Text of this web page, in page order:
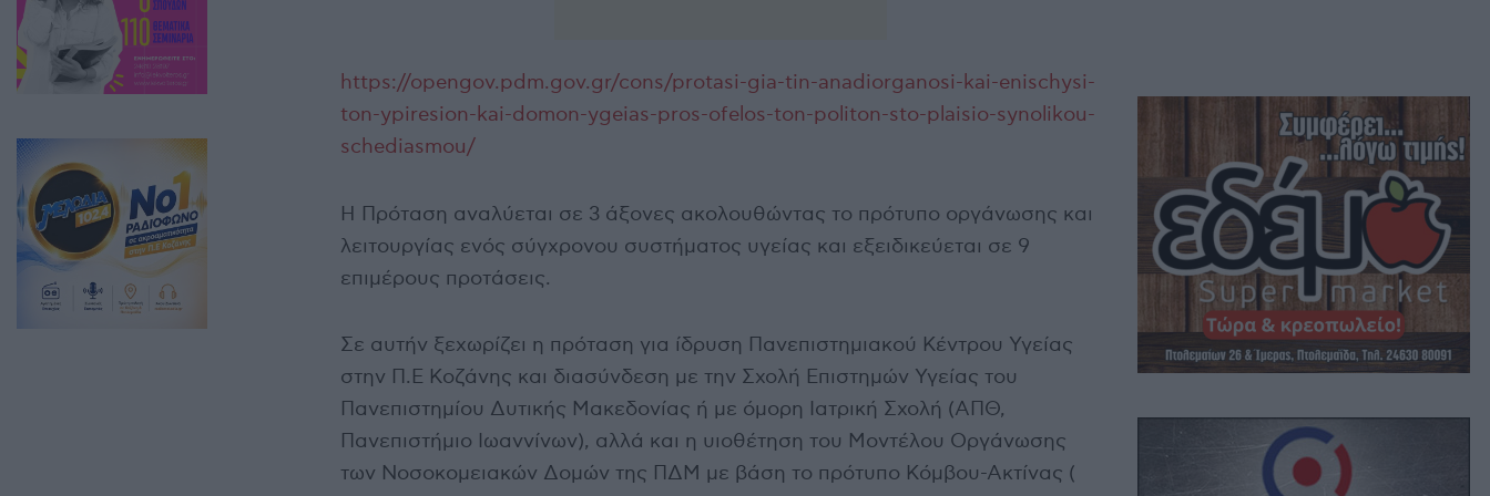
https://opengov.pdm.gov.gr/cons/protasi-gia-tin-anadiorganosi-kai-enischysi-
ton-ypiresion-kai-domon-ygeias-pros-ofelos-ton-politon-sto-plaisio-synolikou-
schediasmou/
Η Πρόταση αναλύεται σε 3 άξονες ακολουθώντας το πρότυπο οργάνωσης και
λειτουργίας ενός σύγχρονου συστήματος υγείας και εξειδικεύεται σε 9
επιμέρους προτάσεις.
Σε αυτήν ξεχωρίζει η πρόταση για ίδρυση Πανεπιστημιακού Κέντρου Υγείας
στην Π.Ε Κοζάνης και διασύνδεση με την Σχολή Επιστημών Υγείας του
Πανεπιστημίου Δυτικής Μακεδονίας ή με όμορη Ιατρική Σχολή (ΑΠΘ,
Πανεπιστήμιο Ιωαννίνων), αλλά και η υιοθέτηση του Μοντέλου Οργάνωσης
των Νοσοκομειακών Δομών της ΠΔΜ με βάση το πρότυπο Κόμβου-Ακτίνας (